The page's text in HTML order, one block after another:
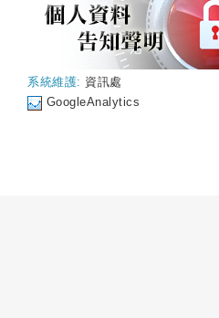
系統維護: 資訊處
GoogleAnalytics